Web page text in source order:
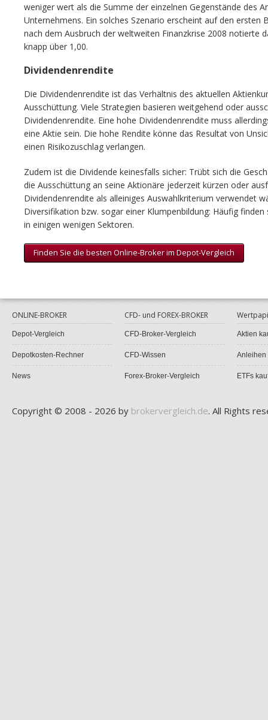
weniger wert als die Summe der einzelnen Gegenstände des
Unternehmens. Ein solches Szenario erscheint auf den ersten
nach dem Ausbruch der weltweiten Finanzkrise 2008 notierte
knapp über 1,00.
Dividendenrendite
Die Dividendenrendite ist das Verhältnis des aktuellen
Ausschüttung. Viele Strategien basieren weitgehend oder
Dividendenrendite. Eine hohe Dividendenrendite muss
eine Aktie sein. Die hohe Rendite könne das Resultat von
einen Risikozuschlag verlangen.
Zudem ist die Dividende keinesfalls sicher: Trübt sich die
die Ausschüttung an seine Aktionäre jederzeit kürzen oder
Dividendenrendite als alleiniges Auswahlkriterium verwendet
Diversifikation bzw. sogar einer Klumpenbildung: Häufig
in einigen wenigen Sektoren.
Finden Sie die besten Online-Broker im Depot-Vergleich
ONLINE-BROKER
Depot-Vergleich
Depotkosten-Rechner
News
CFD- und FOREX-BROKER
CFD-Broker-Vergleich
CFD-Wissen
Forex-Broker-Vergleich
Aktien
Anleihen
ETFs
Copyright © 2008 - 2026 by brokervergleich.de. All Rights